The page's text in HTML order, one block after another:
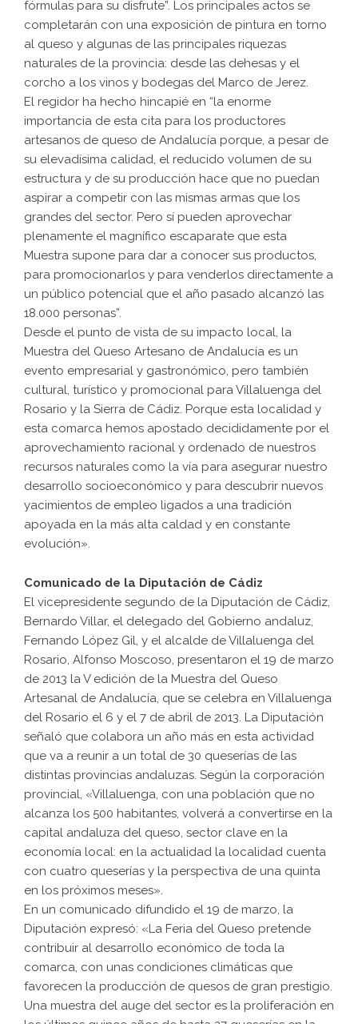
fórmulas para su disfrute”. Los principales actos se
completarán con una exposición de pintura en torno
al queso y algunas de las principales riquezas
naturales de la provincia: desde las dehesas y el
corcho a los vinos y bodegas del Marco de Jerez.
El regidor ha hecho hincapié en “la enorme
importancia de esta cita para los productores
artesanos de queso de Andalucía porque, a pesar de
su elevadísima calidad, el reducido volumen de su
estructura y de su producción hace que no puedan
aspirar a competir con las mismas armas que los
grandes del sector. Pero sí pueden aprovechar
plenamente el magnífico escaparate que esta
Muestra supone para dar a conocer sus productos,
para promocionarlos y para venderlos directamente a
un público potencial que el año pasado alcanzó las
18.000 personas”.
Desde el punto de vista de su impacto local, la
Muestra del Queso Artesano de Andalucía es un
evento empresarial y gastronómico, pero también
cultural, turístico y promocional para Villaluenga del
Rosario y la Sierra de Cádiz. Porque esta localidad y
esta comarca hemos apostado decididamente por el
aprovechamiento racional y ordenado de nuestros
recursos naturales como la vía para asegurar nuestro
desarrollo socioeconómico y para descubrir nuevos
yacimientos de empleo ligados a una tradición
apoyada en la más alta caldad y en constante
evolución».
Comunicado de la Diputación de Cádiz
El vicepresidente segundo de la Diputación de Cádiz,
Bernardo Villar, el delegado del Gobierno andaluz,
Fernando López Gil, y el alcalde de Villaluenga del
Rosario, Alfonso Moscoso, presentaron el 19 de marzo
de 2013 la V edición de la Muestra del Queso
Artesanal de Andalucía, que se celebra en Villaluenga
del Rosario el 6 y el 7 de abril de 2013. La Diputación
señaló que colabora un año más en esta actividad
que va a reunir a un total de 30 queserías de las
distintas provincias andaluzas. Según la corporación
provincial, «Villaluenga, con una población que no
alcanza los 500 habitantes, volverá a convertirse en la
capital andaluza del queso, sector clave en la
economía local: en la actualidad la localidad cuenta
con cuatro queserías y la perspectiva de una quinta
en los próximos meses».
En un comunicado difundido el 19 de marzo, la
Diputación expresó: «La Feria del Queso pretende
contribuir al desarrollo económico de toda la
comarca, con unas condiciones climáticas que
favorecen la producción de quesos de gran prestigio.
Una muestra del auge del sector es la proliferación en